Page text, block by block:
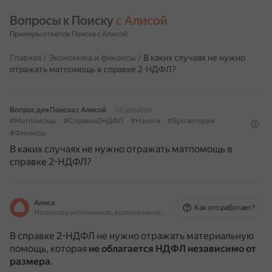
Вопросы к Поиску с Алисой
Примеры ответов Поиска с Алисой
Главная / Экономика и финансы / В каких случаях не нужно
отражать матпомощь в справке 2-НДФЛ?
Вопрос для Поиска с Алисой
18 декабря
#Матпомощь
#Справка2НДФЛ #Налоги
#Бухгалтерия
#Финансы
В каких случаях не нужно отражать матпомощь в
справке 2-НДФЛ?
Алиса
На основе источников, возможны неточности
Как это работает?
В справке 2-НДФЛ не нужно отражать материальную
помощь, которая не облагается НДФЛ независимо от
размера.